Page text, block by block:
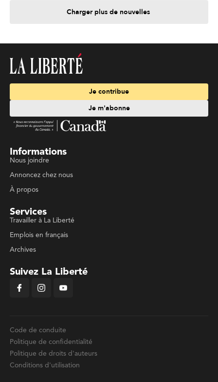
Charger plus de nouvelles
Je contribue
Je m'abonne
Informations
Nous joindre
Annoncez chez nous
À propos
Services
Travailler à La Liberté
Emplois en français
Archives
Suivez La Liberté
Code de conduite
Politique de confidentialité
Politique de droits d'auteurs
Conditions d'utilisation